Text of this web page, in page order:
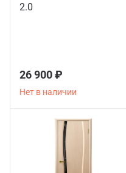
2.0
26 900 ₽
Нет в наличии